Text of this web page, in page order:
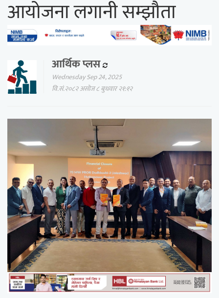
आयोजना लगानी सम्झौता
आर्थिक प्लस
Wednesday Sep 24, 2025
वि.सं.२०८२ असोज ८ बुधवार २१:१२